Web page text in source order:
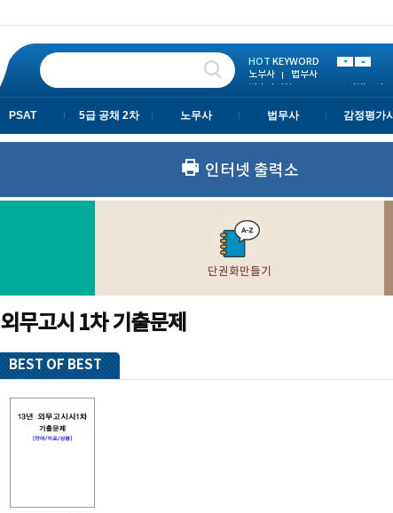
HOT KEYWORD
변호사시험
LEET 사법고시
PSAT 5급 공채 2차
노무사
법무사
변호사시험
사법고시
PSAT 5급 공채 2차 노무사 법무사 감정평가
인터넷 출력소
단권화만들기
외무고시 1차 기출문제
BEST OF BEST